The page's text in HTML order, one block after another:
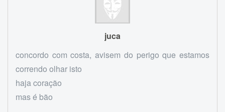
juca
concordo com costa, avisem do perigo que estamos
correndo olhar isto
haja coração
mas é bão